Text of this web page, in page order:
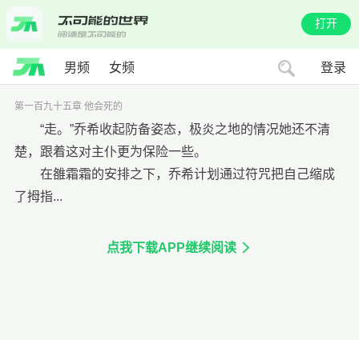
打开
男频 女频 登录
第一百九十五章 他会死的
“走。”乔希收起防备姿态，极炎之地的情况她还不清
楚，跟着这对主仆更为保险一些。
在雒霜霜的安排之下，乔希计划通过符咒把自己缩成
了拇指...
点我下载APP继续阅读